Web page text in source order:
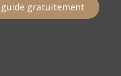
gratuitement